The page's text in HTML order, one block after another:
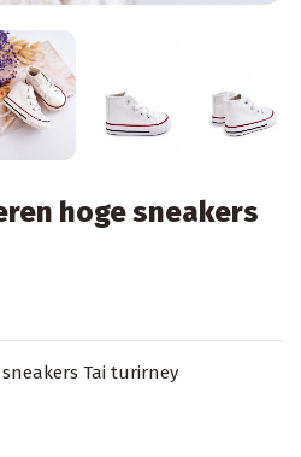
hoge sneakers
Tai turirney